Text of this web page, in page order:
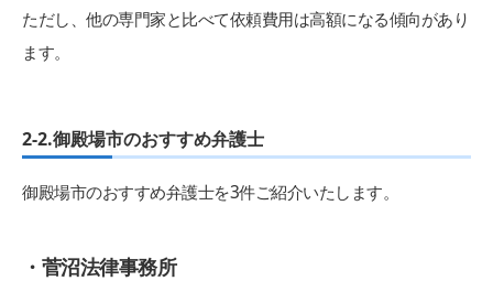
ただし、他の専門家と比べて依頼費用は高額になる傾向があり
ます。
2-2.御殿場市のおすすめ弁護士
御殿場市のおすすめ弁護士を3件ご紹介いたします。
・菅沼法律事務所